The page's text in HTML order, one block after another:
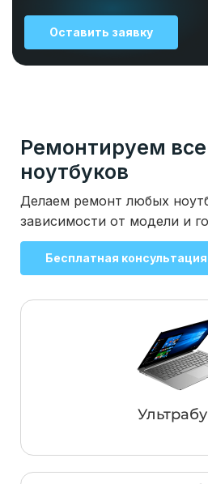
Оставить заявку
Ремонтируем
ноутбуков
Делаем ремонт любых
зависимости от модели и
Бесплатная консультация